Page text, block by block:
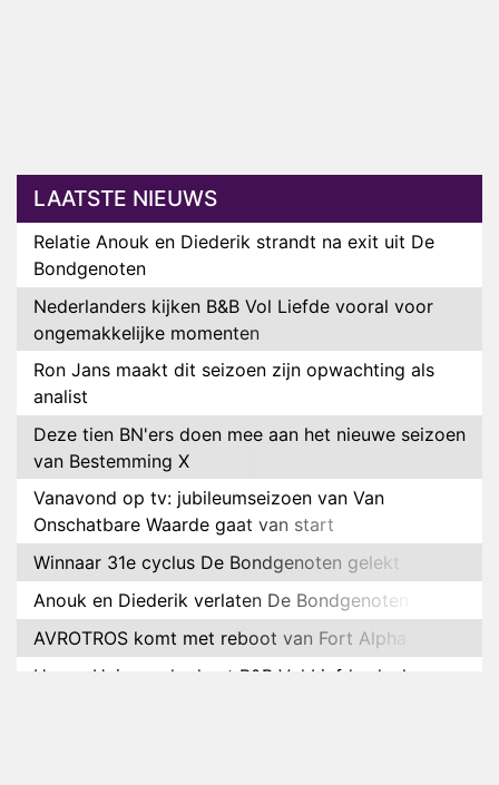
LAATSTE NIEUWS
Relatie Anouk en Diederik strandt na exit uit De
Bondgenoten
Nederlanders kijken B&B Vol Liefde vooral voor
ongemakkelijke momenten
Ron Jans maakt dit seizoen zijn opwachting als
analist
Deze tien BN'ers doen mee aan het nieuwe seizoen
van Bestemming X
Vanavond op tv: jubileumseizoen van Van
Onschatbare Waarde gaat van start
Winnaar 31e cyclus De Bondgenoten gelekt
Anouk en Diederik verlaten De Bondgenoten
AVROTROS komt met reboot van Fort Alpha
Henny Huisman herkent B&B Vol Liefde-deelnemer